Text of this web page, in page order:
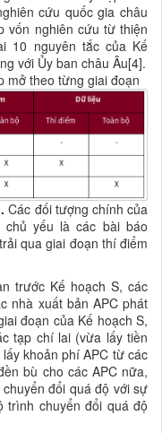
cứu quốc gia châu
vốn nghiên cứu từ thiện
10 nguyên tắc của Kế
với Ủy ban châu Âu[4].
mở theo từng giai đoạn
Các đối tượng chính của
yếu là các bài báo
qua giai đoạn thí điểm
trước Kế hoạch S, các
nhà xuất bản APC phát
đoạn của Kế hoạch S,
tạp chí lai (vừa lấy tiền
khoản phí APC từ các
bù cho các APC nữa,
đổi quá độ với sự
trình chuyển đổi quá độ